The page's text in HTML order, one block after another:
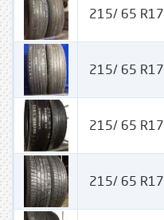
215/ 65 R17
215/ 65 R17
215/ 65 R17
215/ 65 R17